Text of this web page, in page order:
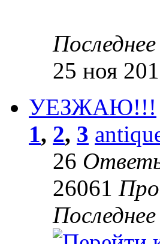
25 ноя
УЕЗЖАЮ!!!
1, 2, 3
26
26061